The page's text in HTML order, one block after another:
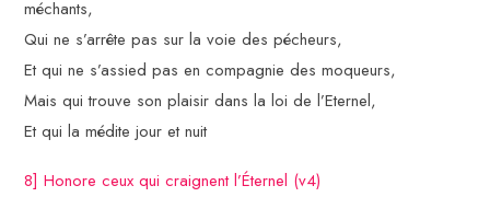
méchants,
Qui ne s’arrête pas sur la voie des pécheurs,
Et qui ne s’assied pas en compagnie des moqueurs,
Mais qui trouve son plaisir dans la loi de l’Eternel,
Et qui la médite jour et nuit
8] Honore ceux qui craignent l’Éternel (v4)